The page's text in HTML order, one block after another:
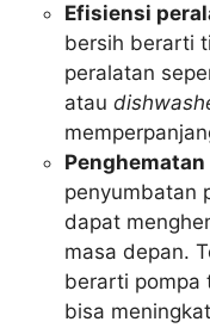
Efisiensi
bersih berarti
peralatan
atau
Penghematan
penyumbatan
dapat
masa depan.
berarti pompa
bisa